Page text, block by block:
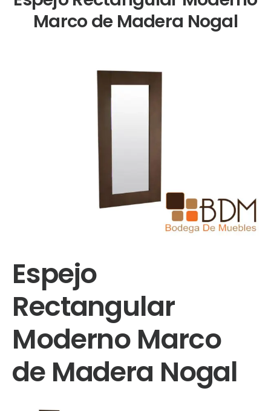
Marco de Madera Nogal
Espejo
Rectangular
Moderno Marco
de Madera Nogal